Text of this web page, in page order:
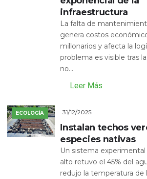
infraestructura
La falta de
genera costos
millonarios y afecta la
problema es visible tras
no...
Leer Más
ECOLOGÍA 31/12/2025
Instalan techos
especies nativas
Un sistema
alto retuvo el 45% del
redujo la temperatura de